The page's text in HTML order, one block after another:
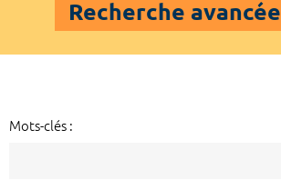
Recherche avancée
Mots-clés :